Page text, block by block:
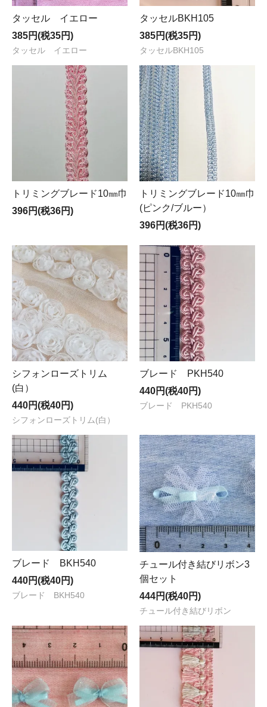
タッセル イエロー
385円(税35円)
タッセル イエロー
タッセルBKH105
385円(税35円)
タッセルBKH105
トリミングブレード10㎜巾
396円(税36円)
トリミングブレード10㎜巾
(ピンク/ブルー）
396円(税36円)
シフォンローズトリム
(白）
440円(税40円)
シフォンローズトリム(白）
ブレード PKH540
440円(税40円)
ブレード PKH540
ブレード BKH540
440円(税40円)
ブレード BKH540
チュール付き結びリボン3
個セット
444円(税40円)
チュール付き結びリボン